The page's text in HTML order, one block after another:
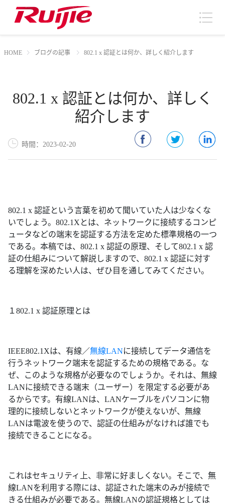
HOME ブログの記事 802.1 x 認証とは何か、詳しく紹介します
802.1 x 認証とは何か、詳しく
紹介します
時間：2023-02-20
802.1 x 認証という言葉を初めて聞いていた人は少なくな
いでしょう。802.1Xとは、ネットワークに接続するコンピ
ュータなどの端末を認証する方法を定めた標準規格の一つ
である。本稿では、802.1 x 認証の原理、そして802.1 x 認
証の仕組みについて解説しますので、802.1 x 認証に対す
る理解を深めたい人は、ぜひ目を通してみてください。
１802.1 x 認証原理とは
IEEE802.1Xは、有線／無線LANに接続してデータ通信を
行うネットワーク端末を認証するための規格である。な
ぜ、このような規格が必要なのでしょうか。それは、無線
LANに接続できる端末（ユーザー）を限定する必要があ
るからです。有線LANは、LANケーブルをパソコンに物
理的に接続しないとネットワークが使えないが、無線
LANは電波を使うので、認証の仕組みがなければ誰でも
接続できることになる。
これはセキュリティ上、非常に好ましくない。そこで、無
線LANを利用する際には、認証された端末のみが接続で
きる仕組みが必要である。無線LANの認証規格としては